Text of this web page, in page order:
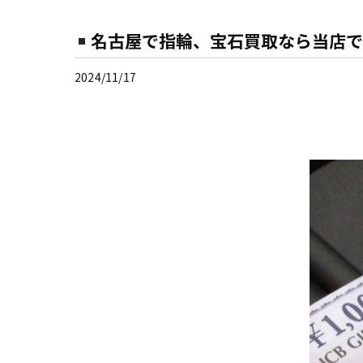
名古屋で指輪、宝石買取なら当店
2024/11/17